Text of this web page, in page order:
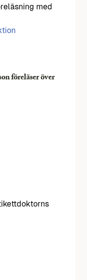
med
föreläser över